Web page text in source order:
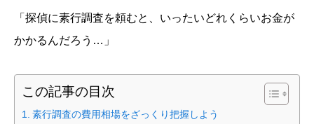
「探偵に素行調査を頼むと、いったいどれくらいお金が
かかるんだろう…」
この記事の目次
素行調査の費用相場をざっくり把握しよう